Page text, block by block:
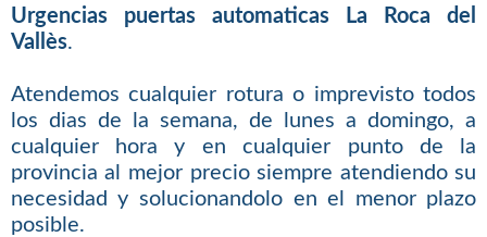
Urgencias puertas automaticas La Roca del
Vallès.
Atendemos cualquier rotura o imprevisto todos
los dias de la semana, de lunes a domingo, a
cualquier hora y en cualquier punto de la
provincia al mejor precio siempre atendiendo su
necesidad y solucionandolo en el menor plazo
posible.